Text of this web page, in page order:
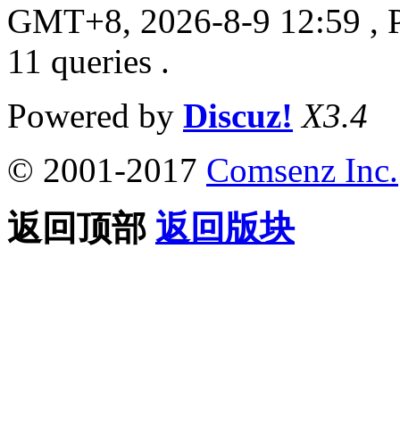
GMT+8, 2026-8-9 12:59 ,
11 queries .
Powered by Discuz! X3.4
© 2001-2017 Comsenz Inc.
返回顶部 返回版块